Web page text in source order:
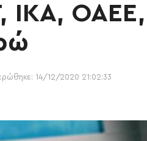
ΙΚΑ,
14/12/2020 21:02:33